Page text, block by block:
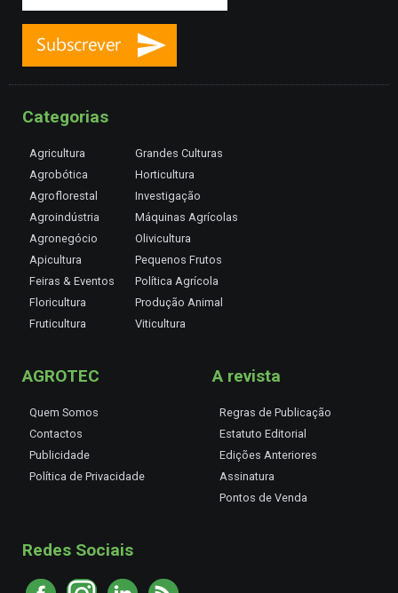
Categorias
Agricultura
Agrobótica
Agroflorestal
Agroindústria
Agronegócio
Apicultura
Feiras & Eventos
Floricultura
Fruticultura
Grandes Culturas
Horticultura
Investigação
Máquinas Agrícolas
Olivicultura
Pequenos Frutos
Política Agrícola
Produção Animal
Viticultura
AGROTEC
Quem Somos
Contactos
Publicidade
Política de Privacidade
A revista
Regras de Publicação
Estatuto Editorial
Edições Anteriores
Assinatura
Pontos de Venda
Redes Sociais